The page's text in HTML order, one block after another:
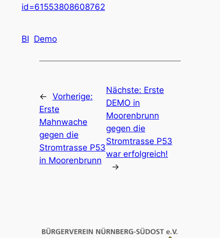
id=61553808608762
BI Demo
← Vorherige:
Erste
Mahnwache
gegen die
Stromtrasse P53
in Moorenbrunn
Nächste: Erste
DEMO in
Moorenbrunn
gegen die
Stromtrasse P53
war erfolgreich!
→